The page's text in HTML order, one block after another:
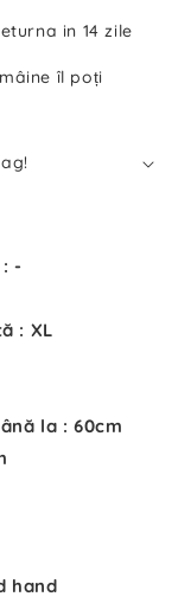
in 14 zile
îl poți
-
: XL
la : 60cm
hand